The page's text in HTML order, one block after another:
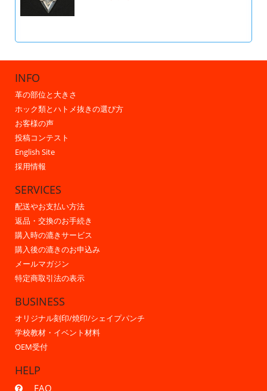
INFO
革の部位と大きさ
ホック類とハトメ抜きの選び方
お客様の声
投稿コンテスト
English Site
採用情報
SERVICES
配送やお支払い方法
返品・交換のお手続き
購入時の漉きサービス
購入後の漉きのお申込み
メールマガジン
特定商取引法の表示
BUSINESS
オリジナル刻印/焼印/シェイプパンチ
学校教材・イベント材料
OEM受付
HELP
FAQ